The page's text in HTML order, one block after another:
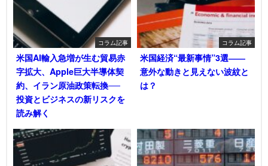
コラム記事
米国AI輸入急増が生む貿易赤
字拡大、Apple巨大半導体契
約、イラン原油政策転換──
投資とビジネスの新リスクを
読み解く
コラム記事
米国経済“最新事情”3選――
意外な動きと見えない波紋と
は？